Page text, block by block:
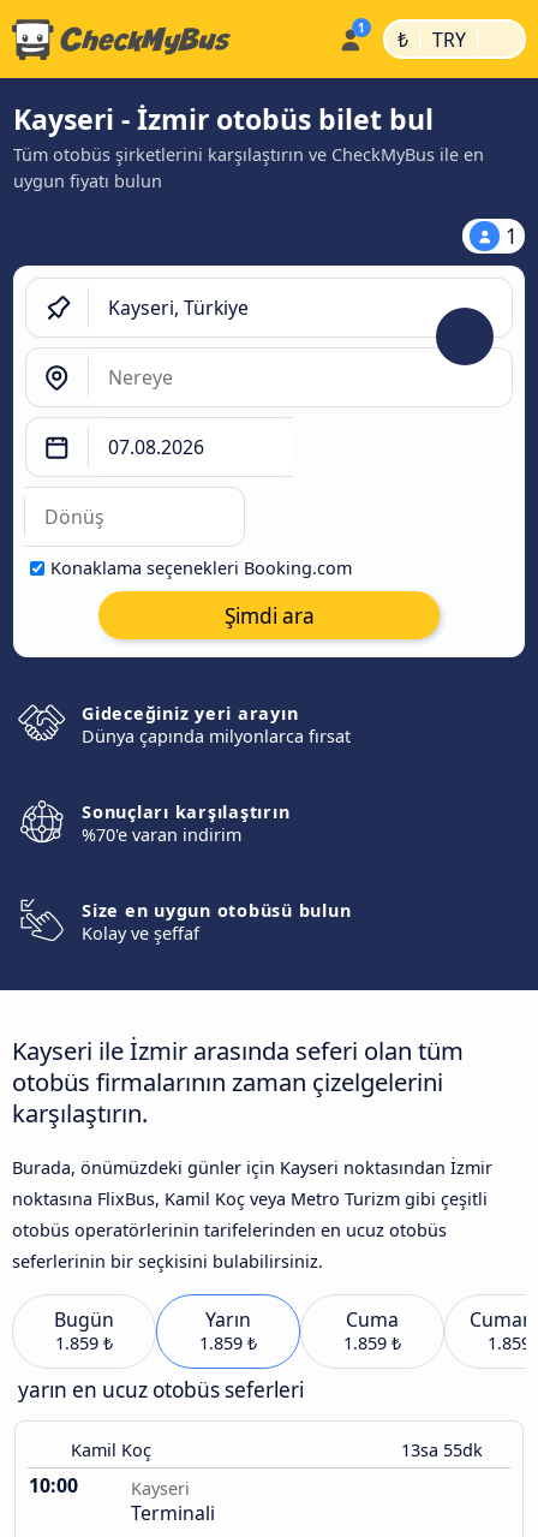
₺ | TRY |
Kayseri - İzmir otobüs bilet bul
Tüm otobüs şirketlerini karşılaştırın ve CheckMyBus ile en
uygun fiyatı bulun
1
Konaklama seçenekleri Booking.com
Şimdi ara
Gideceğiniz yeri arayın
Dünya çapında milyonlarca fırsat
Sonuçları karşılaştırın
%70'e varan indirim
Size en uygun otobüsü bulun
Kolay ve şeffaf
Kayseri ile İzmir arasında seferi olan tüm
otobüs firmalarının zaman çizelgelerini
karşılaştırın.
Burada, önümüzdeki günler için Kayseri noktasından İzmir
noktasına FlixBus, Kamil Koç veya Metro Turizm gibi çeşitli
otobüs operatörlerinin tarifelerinden en ucuz otobüs
seferlerinin bir seçkisini bulabilirsiniz.
Bugün
1.859 ₺
Yarın
1.859 ₺
Cuma
1.859 ₺ 1.859
yarın en ucuz otobüs seferleri
Kamil Koç 13sa 55dk
10:00 Kayseri
Terminali